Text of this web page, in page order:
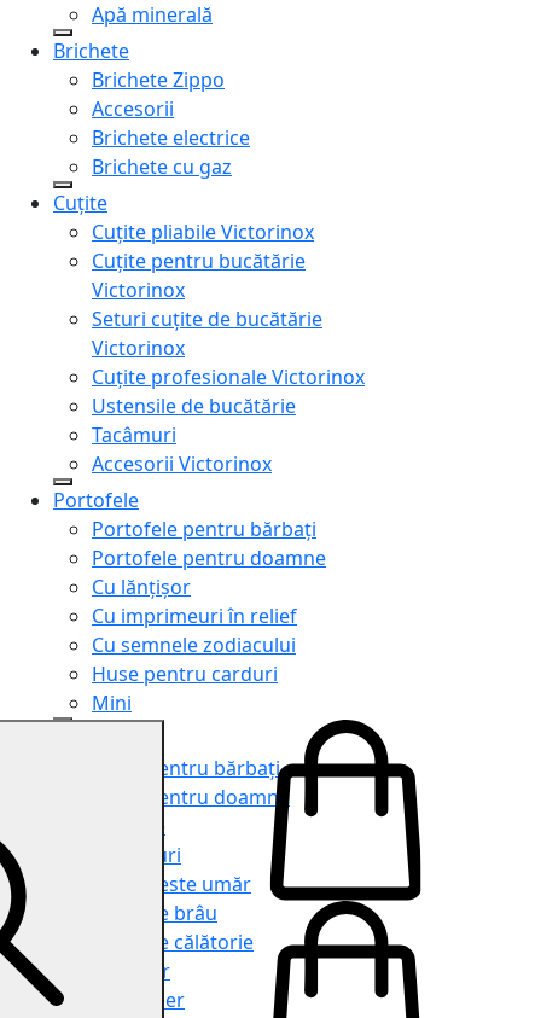
Apă minerală
Brichete
Brichete Zippo
Accesorii
Brichete electrice
Brichete cu gaz
Cuțite
Cuțite pliabile Victorinox
Cuțite pentru bucătărie
Victorinox
Seturi cuțite de bucătărie
Victorinox
Cuțite profesionale Victorinox
Ustensile de bucătărie
Tacâmuri
Accesorii Victorinox
Portofele
Portofele pentru bărbați
Portofele pentru doamne
Cu lănțișor
Cu imprimeuri în relief
Cu semnele zodiacului
Huse pentru carduri
Mini
Genți pentru bărbați
Genți pentru doamne
Serviete
Rucsacuri
Genți peste umăr
Genți de brâu
Genți de călătorie
Shopper
Organiser